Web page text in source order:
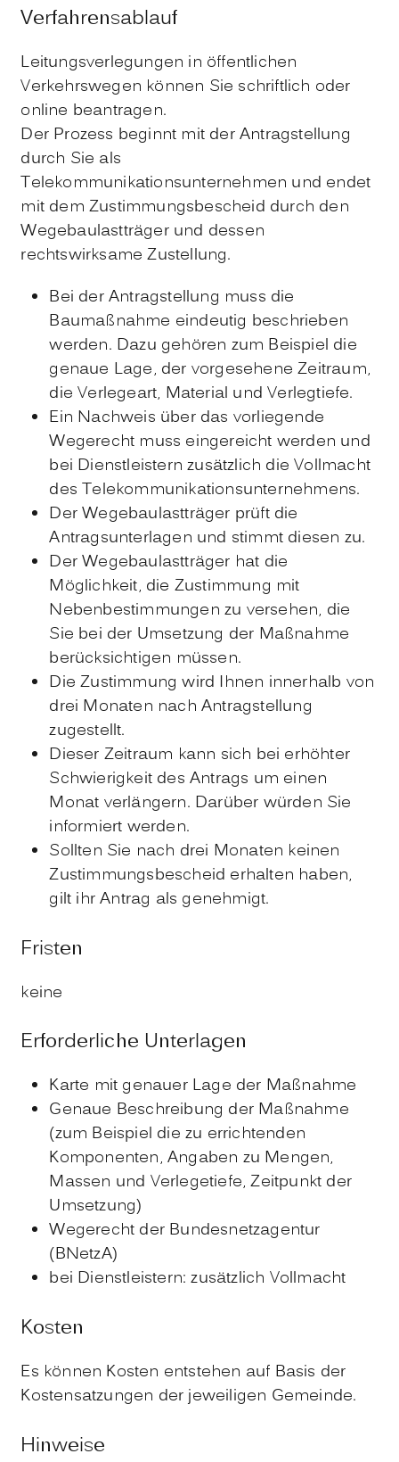
Verfahrensablauf
Leitungsverlegungen in öffentlichen
Verkehrswegen können Sie schriftlich oder
online beantragen.
Der Prozess beginnt mit der Antragstellung
durch Sie als
Telekommunikationsunternehmen und endet
mit dem Zustimmungsbescheid durch den
Wegebaulastträger und dessen
rechtswirksame Zustellung.
Bei der Antragstellung muss die
Baumaßnahme eindeutig beschrieben
werden. Dazu gehören zum Beispiel die
genaue Lage, der vorgesehene Zeitraum,
die Verlegeart, Material und Verlegtiefe.
Ein Nachweis über das vorliegende
Wegerecht muss eingereicht werden und
bei Dienstleistern zusätzlich die Vollmacht
des Telekommunikationsunternehmens.
Der Wegebaulastträger prüft die
Antragsunterlagen und stimmt diesen zu.
Der Wegebaulastträger hat die
Möglichkeit, die Zustimmung mit
Nebenbestimmungen zu versehen, die
Sie bei der Umsetzung der Maßnahme
berücksichtigen müssen.
Die Zustimmung wird Ihnen innerhalb von
drei Monaten nach Antragstellung
zugestellt.
Dieser Zeitraum kann sich bei erhöhter
Schwierigkeit des Antrags um einen
Monat verlängern. Darüber würden Sie
informiert werden.
Sollten Sie nach drei Monaten keinen
Zustimmungsbescheid erhalten haben,
gilt ihr Antrag als genehmigt.
Fristen
keine
Erforderliche Unterlagen
Karte mit genauer Lage der Maßnahme
Genaue Beschreibung der Maßnahme
(zum Beispiel die zu errichtenden
Komponenten, Angaben zu Mengen,
Massen und Verlegetiefe, Zeitpunkt der
Umsetzung)
Wegerecht der Bundesnetzagentur
(BNetzA)
bei Dienstleistern: zusätzlich Vollmacht
Kosten
Es können Kosten entstehen auf Basis der
Kostensatzungen der jeweiligen Gemeinde.
Hinweise